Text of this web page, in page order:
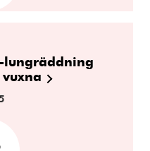
lungräddning